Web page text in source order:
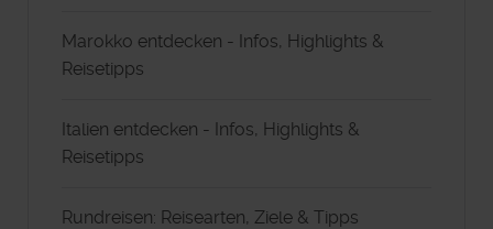
Marokko entdecken - Infos, Highlights &
Reisetipps
Italien entdecken - Infos, Highlights &
Reisetipps
Rundreisen: Reisearten, Ziele & Tipps